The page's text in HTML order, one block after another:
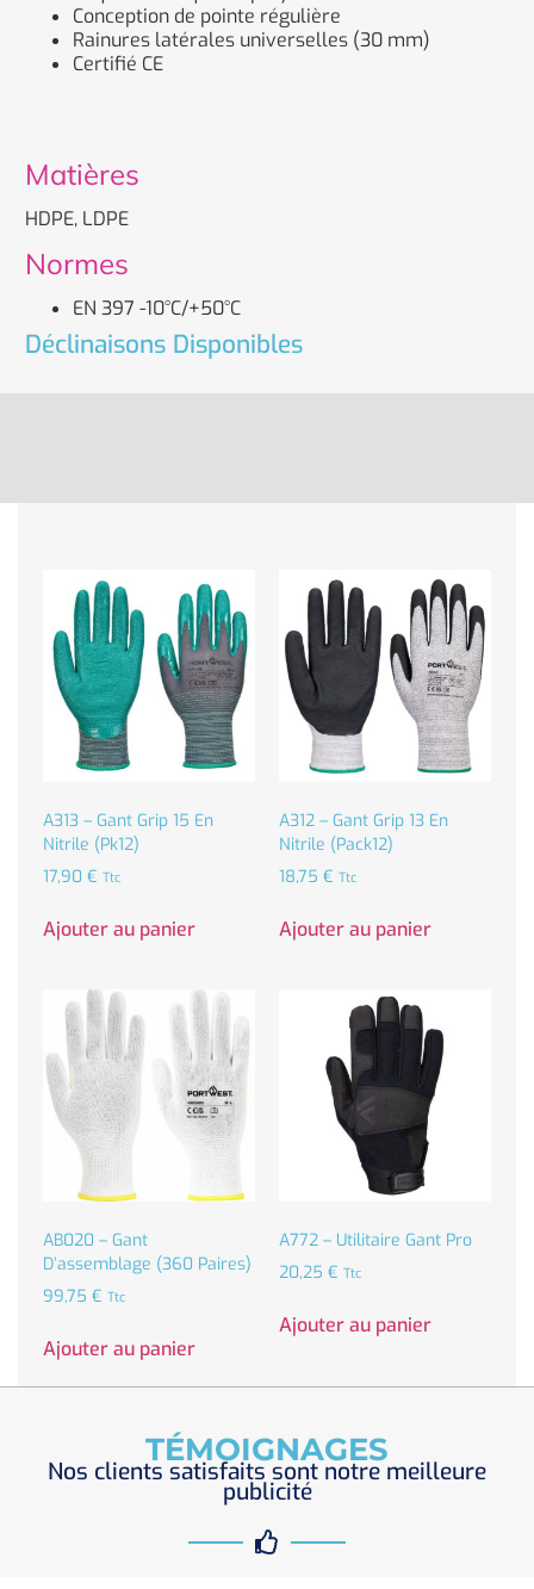
Conception de pointe régulière
Rainures latérales universelles (30 mm)
Certifié CE
Matières
HDPE, LDPE
Normes
EN 397 -10°C/+50°C
Déclinaisons Disponibles
A313 – Gant Grip 15 En
Nitrile (Pk12)
17,90 € Ttc
Ajouter au panier
A312 – Gant Grip 13 En
Nitrile (Pack12)
18,75 € Ttc
Ajouter au panier
AB020 – Gant
D’assemblage (360 Paires)
99,75 € Ttc
Ajouter au panier
A772 – Utilitaire Gant Pro
20,25 € Ttc
Ajouter au panier
TÉMOIGNAGES
Nos clients satisfaits sont notre meilleure
publicité